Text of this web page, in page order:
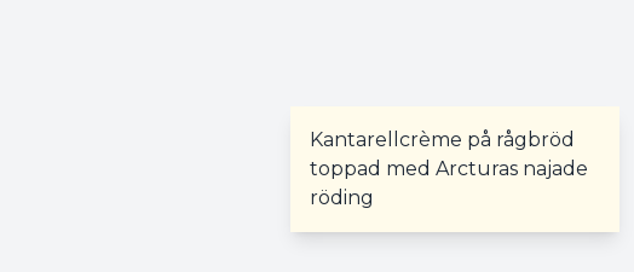
Kantarellcrème på rågbröd
toppad med Arcturas najade
röding